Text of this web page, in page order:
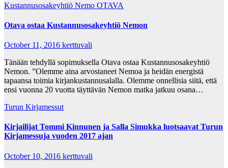
Kustannusosakeyhtiö Nemo OTAVA
Otava ostaa Kustannusosakeyhtiö Nemon
October 11, 2016 kerttuvali
Tänään tehdyllä sopimuksella Otava ostaa Kustannusosakeyhtiö
Nemon. ”Olemme aina arvostaneet Nemoa ja heidän energistä
tapaansa toimia kirjankustannusalalla. Olemme onnellisia siitä, että
ensi vuonna 20 vuotta täyttävän Nemon matka jatkuu osana…
Turun Kirjamessut
Kirjailijat Tommi Kinnunen ja Salla Simukka luotsaavat Turun
Kirjamessuja vuoden 2017 ajan
October 10, 2016 kerttuvali